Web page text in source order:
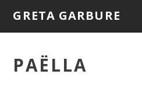
GRETA GARBURE
PAËLLA